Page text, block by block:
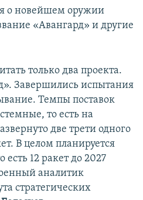
о новейшем оружии
«Авангард» и другие
только два проекта.
Завершились испытания
Темпы поставок
то есть на
две трети одного
В целом планируется
есть 12 ракет до 2027
аналитик
стратегических